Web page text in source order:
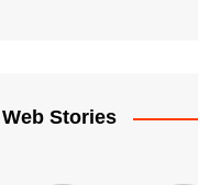
Web Stories